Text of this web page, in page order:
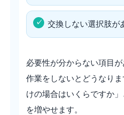
交換しない選択肢が
必要性が分からない項目
作業をしないとどうなり
けの場合はいくらですか
を増やせます。